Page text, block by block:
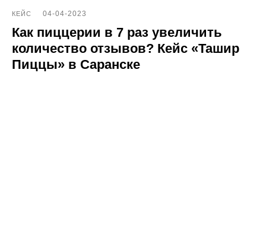
КЕЙС 04-04-2023
Как пиццерии в 7 раз увеличить
количество отзывов? Кейс «Ташир
Пиццы» в Саранске